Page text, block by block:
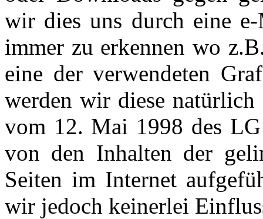
wir dies uns durch eine
immer zu erkennen wo
eine der verwendeten
werden wir diese
vom 12. Mai 1998 des
von den Inhalten der
Seiten im Internet
wir jedoch keinerlei